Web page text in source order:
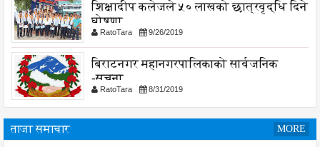
शिक्षादीप कलेजले ५० लाखको छात्रवृद्धि दिने
घोषणा
RatoTara 9/26/2019
बिराटनगर महानगरपालिकाको सार्वजनिक
-सुचना
RatoTara 8/31/2019
ताजा समाचार MORE